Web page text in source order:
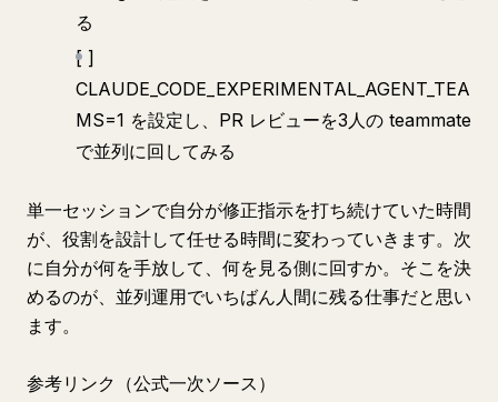
る
[ ]
CLAUDE_CODE_EXPERIMENTAL_AGENT_TEA
MS=1 を設定し、PR レビューを3人の teammate
で並列に回してみる
単一セッションで自分が修正指示を打ち続けていた時間
が、役割を設計して任せる時間に変わっていきます。次
に自分が何を手放して、何を見る側に回すか。そこを決
めるのが、並列運用でいちばん人間に残る仕事だと思い
ます。
参考リンク（公式一次ソース）